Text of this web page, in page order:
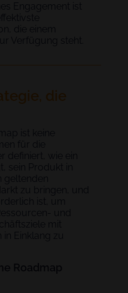
Engagement ist
die einem
Verfügung steht.
die
ist keine
für die
definiert, wie ein
sein Produkt in
geltenden
zu bringen, und
ist, um
und
mit
in Einklang zu